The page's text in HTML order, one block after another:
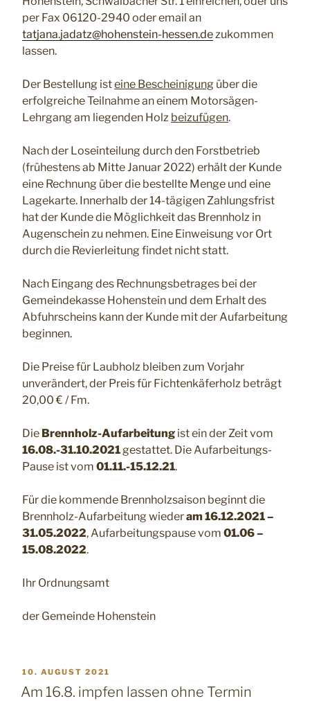
per Fax 06120-2940 oder email an
tatjana.jadatz@hohenstein-hessen.dezukommen
lassen.
Der Bestellung isteine Bescheinigung über die
erfolgreiche Teilnahme an einem Motorsägen-
Lehrgang am liegenden Holz beizufügen.
Nach der Loseinteilung durch den Forstbetrieb
(frühestens ab Mitte Januar 2022) erhält der Kunde
eine Rechnung über die bestellte Menge und eine
Lagekarte. Innerhalb der 14-tägigen Zahlungsfrist
hat der Kunde die Möglichkeit das Brennholz in
Augenschein zu nehmen. Eine Einweisung vor Ort
durch die Revierleitung findet nicht statt.
Nach Eingang des Rechnungsbetrages bei der
Gemeindekasse Hohenstein und dem Erhalt des
Abfuhrscheins kann der Kunde mit der Aufarbeitung
beginnen.
Die Preise für Laubholz bleiben zum Vorjahr
unverändert, der Preis für Fichtenkäferholz beträgt
20,00 € / Fm.
Die Brennholz-Aufarbeitung ist ein der Zeit vom
16.08.-31.10.2021 gestattet. Die Aufarbeitungs-
Pause ist vom 01.11.-15.12.21.
Für die kommende Brennholzsaison beginnt die
Brennholz-Aufarbeitung wiederam 16.12.2021 –
31.05.2022, Aufarbeitungspause vom 01.06 –
15.08.2022.
Ihr Ordnungsamt
der Gemeinde Hohenstein
VERÖFFENTLICHT
AM
10. AUGUST 2021
Am 16.8. impfen lassen ohne Termin